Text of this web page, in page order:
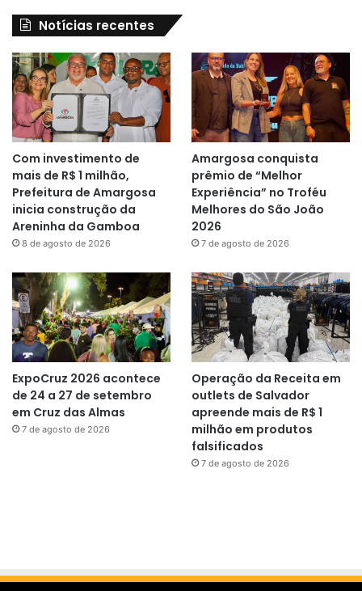
Notícias recentes
Com investimento de
mais de R$ 1 milhão,
Prefeitura de Amargosa
inicia construção da
Areninha da Gamboa
8 de agosto de 2026
Amargosa conquista
prêmio de “Melhor
Experiência” no Troféu
Melhores do São João
2026
7 de agosto de 2026
ExpoCruz 2026 acontece
de 24 a 27 de setembro
em Cruz das Almas
7 de agosto de 2026
Operação da Receita em
outlets de Salvador
apreende mais de R$ 1
milhão em produtos
falsificados
7 de agosto de 2026